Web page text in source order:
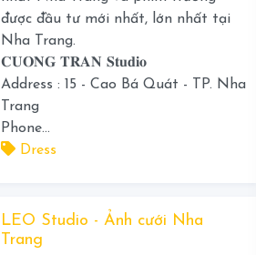
được đầu tư mới nhất, lớn nhất tại
Nha Trang.
𝐂𝐔𝐎𝐍𝐆 𝐓𝐑𝐀𝐍 𝐒𝐭𝐮𝐝𝐢𝐨
Address : 15 - Cao Bá Quát - TP. Nha
Trang
Phone...
Dress
LEO Studio - Ảnh cưới Nha
Trang